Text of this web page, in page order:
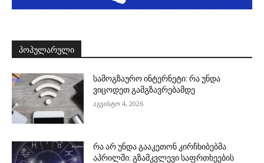
ᲞᲝᲞᲣᲚᲐᲠᲣᲚᲘ
სამოგზაურო ინტერნეტი: რა უნდა
ვიცოდეთ გამგზავრებამდე
აგვისტო 4, 2026
რა არ უნდა გააკეთონ კირჩხიბებმა
აპრილში: გზამკვლევი საფრთხეების